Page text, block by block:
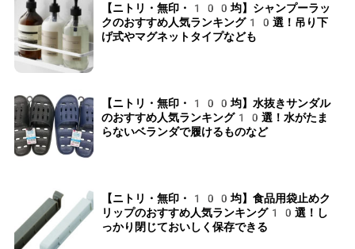
【ニトリ・無印・100均】シャンプーラッ
クのおすすめ人気ランキング10選！吊り下
げ式やマグネットタイプなども
【ニトリ・無印・100均】水抜きサンダル
のおすすめ人気ランキング10選！水がたま
らないベランダで履けるものなど
【ニトリ・無印・100均】食品用袋止めク
リップのおすすめ人気ランキング10選！し
っかり閉じておいしく保存できる